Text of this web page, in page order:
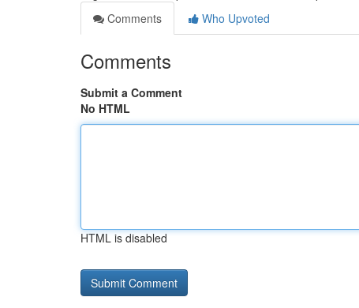
Comments
Who Upvoted
Comments
Submit a Comment
No HTML
HTML is disabled